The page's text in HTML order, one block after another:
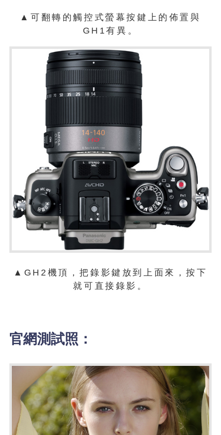
▲可翻轉的觸控式螢幕按鍵上的佈置與
GH1有異。
▲GH2機頂，把錄影鍵放到上面來，按下
就可直接錄影。
官網測試照：